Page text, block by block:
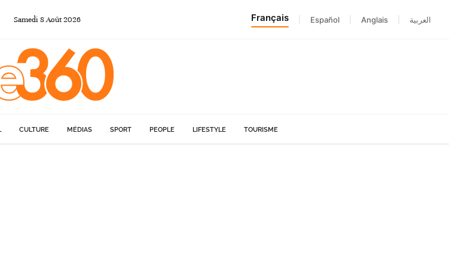
Samedi 8Août2026 Français Español Anglais العربية
CULTURE MÉDIAS SPORT PEOPLE LIFESTYLE TOURISME